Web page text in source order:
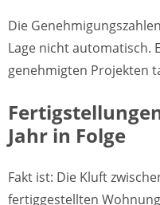
Die
Lage nicht automatisch.
genehmigten Projekten
Jahr in Folge
Fakt ist: Die Kluft
fertiggestellten